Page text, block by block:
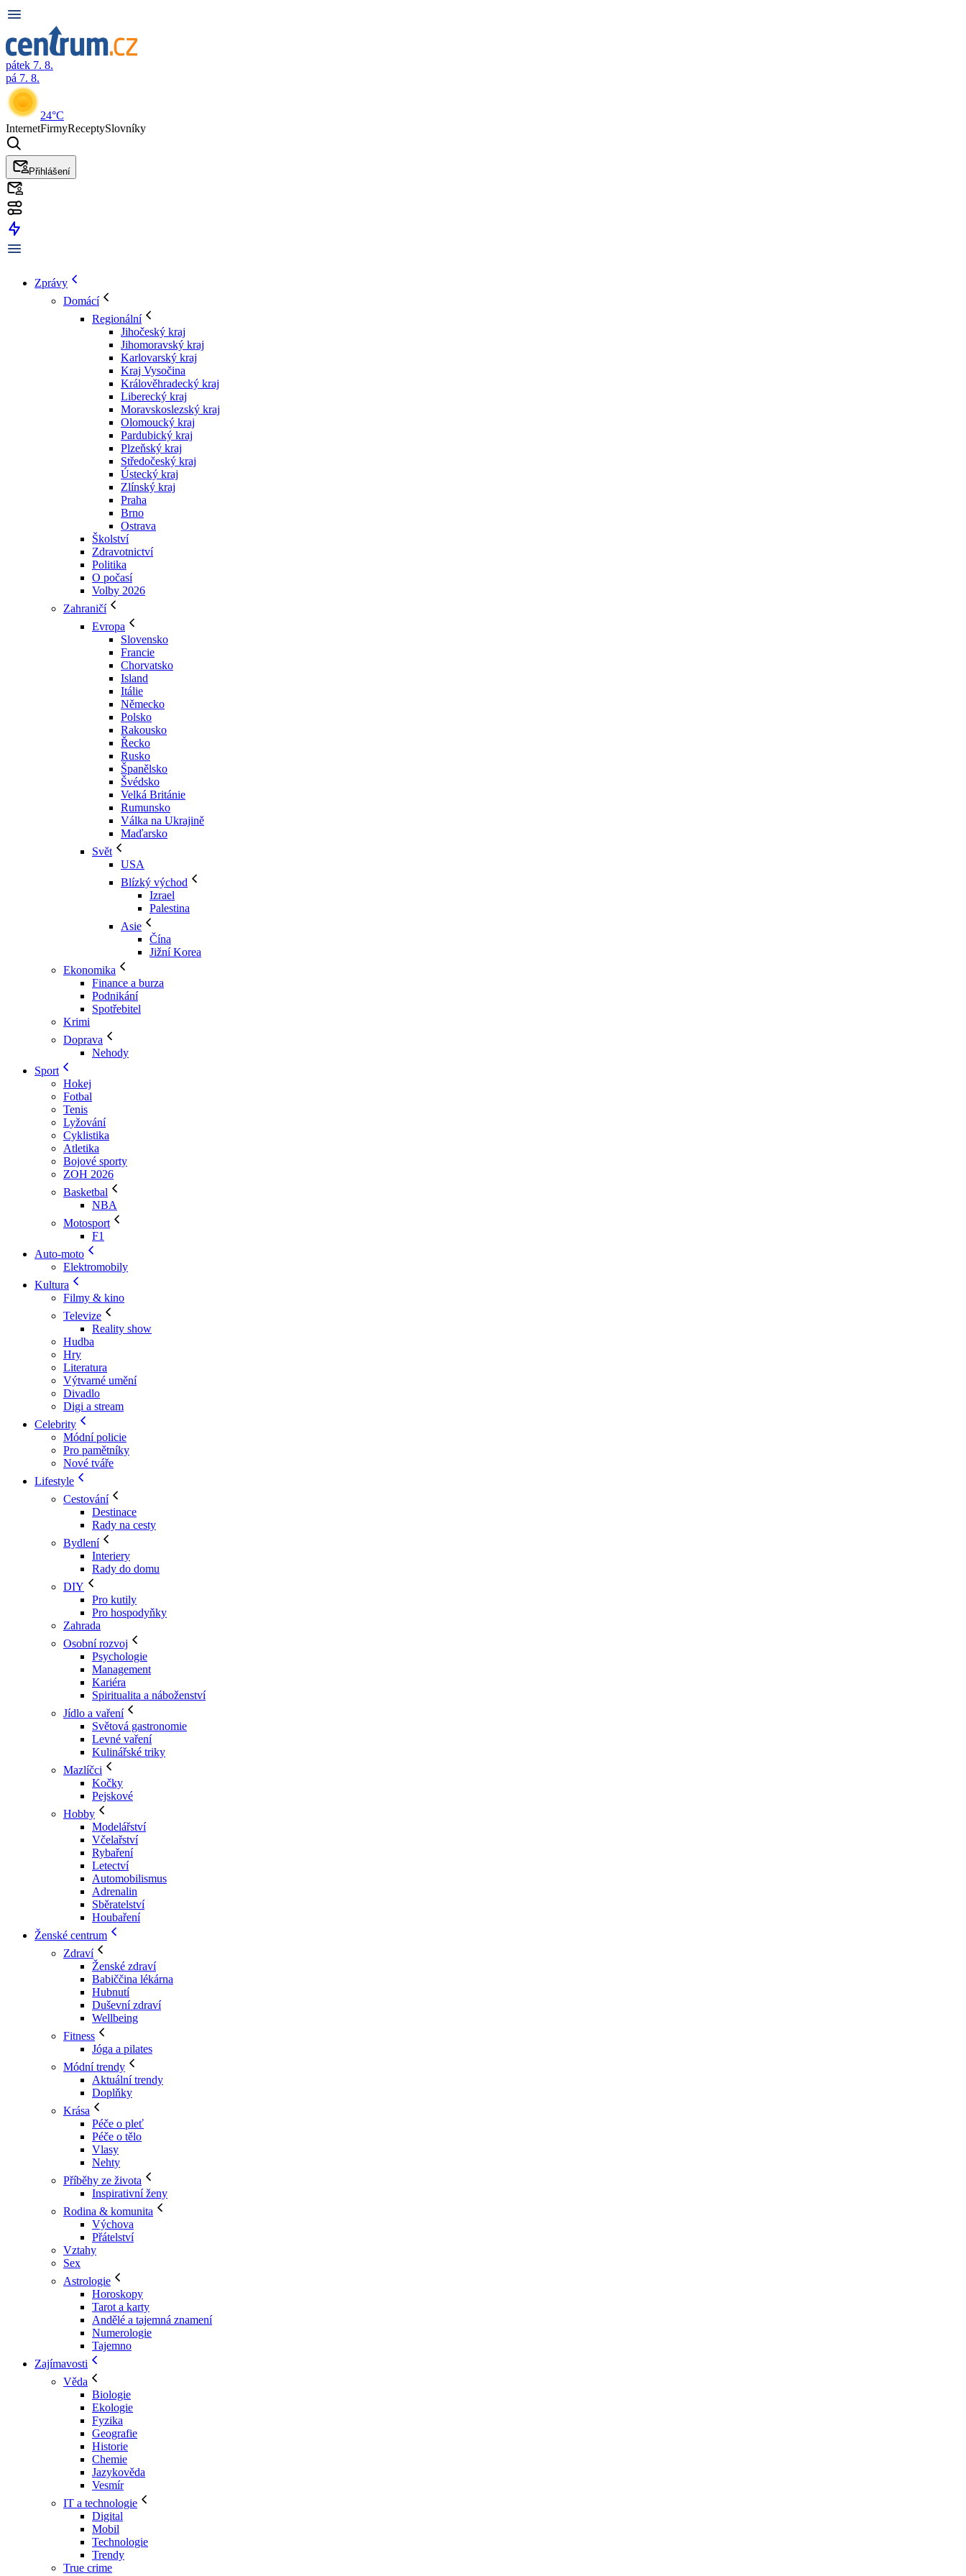
pátek 7. 8.
pá 7. 8.
24°C
InternetFirmyReceptySlovníky
Přihlášení
Zprávy
Domácí
Regionální
Jihočeský kraj
Jihomoravský kraj
Karlovarský kraj
Kraj Vysočina
Králověhradecký kraj
Liberecký kraj
Moravskoslezský kraj
Olomoucký kraj
Pardubický kraj
Plzeňský kraj
Středočeský kraj
Ústecký kraj
Zlínský kraj
Praha
Brno
Ostrava
Školství
Zdravotnictví
Politika
O počasí
Volby 2026
Zahraničí
Evropa
Slovensko
Francie
Chorvatsko
Island
Itálie
Německo
Polsko
Rakousko
Řecko
Rusko
Španělsko
Švédsko
Velká Británie
Rumunsko
Válka na Ukrajině
Maďarsko
Svět
USA
Blízký východ
Izrael
Palestina
Asie
Čína
Jižní Korea
Ekonomika
Finance a burza
Podnikání
Spotřebitel
Krimi
Doprava
Nehody
Sport
Hokej
Fotbal
Tenis
Lyžování
Cyklistika
Atletika
Bojové sporty
ZOH 2026
Basketbal
NBA
Motosport
F1
Auto-moto
Elektromobily
Kultura
Filmy & kino
Televize
Reality show
Hudba
Hry
Literatura
Výtvarné umění
Divadlo
Digi a stream
Celebrity
Módní policie
Pro pamětníky
Nové tváře
Lifestyle
Cestování
Destinace
Rady na cesty
Bydlení
Interiery
Rady do domu
DIY
Pro kutily
Pro hospodyňky
Zahrada
Osobní rozvoj
Psychologie
Management
Kariéra
Spiritualita a náboženství
Jídlo a vaření
Světová gastronomie
Levné vaření
Kulinářské triky
Mazlíčci
Kočky
Pejskové
Hobby
Modelářství
Včelařství
Rybaření
Letectví
Automobilismus
Adrenalin
Sběratelství
Houbaření
Ženské centrum
Zdraví
Ženské zdraví
Babiččina lékárna
Hubnutí
Duševní zdraví
Wellbeing
Fitness
Jóga a pilates
Módní trendy
Aktuální trendy
Doplňky
Krása
Péče o pleť
Péče o tělo
Vlasy
Nehty
Příběhy ze života
Inspirativní ženy
Rodina & komunita
Výchova
Přátelství
Vztahy
Sex
Astrologie
Horoskopy
Tarot a karty
Andělé a tajemná znamení
Numerologie
Tajemno
Zajímavosti
Věda
Biologie
Ekologie
Fyzika
Geografie
Historie
Chemie
Jazykověda
Vesmír
IT a technologie
Digital
Mobil
Technologie
Trendy
True crime